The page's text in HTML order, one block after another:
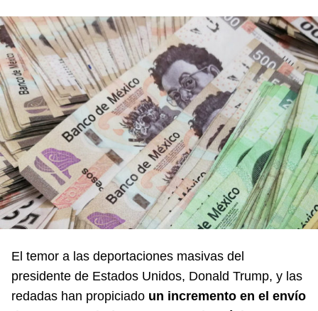
El temor a las deportaciones masivas del
presidente de Estados Unidos, Donald Trump, y las
redadas han propiciado un incremento en el envío